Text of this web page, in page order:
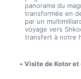
panorama du
transformée en
par un
voyage vers
transfert à notre
Visite de Kotor